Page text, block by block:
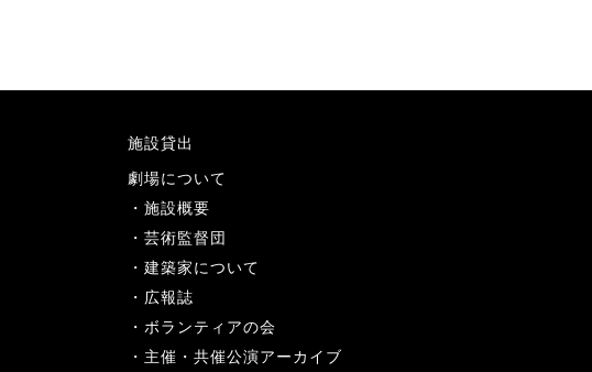
施設貸出
劇場について
施設概要
芸術監督団
建築家について
広報誌
ボランティアの会
主催・共催公演アーカイブ